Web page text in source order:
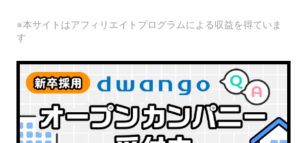
※本サイトはアフィリエイトプログラムによる収益を得ていま
す